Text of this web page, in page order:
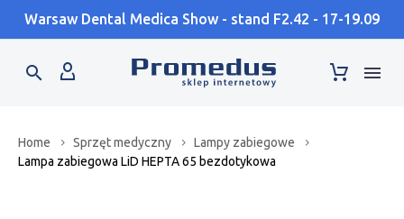
Warsaw Dental Medica Show - stand F2.42 - 17-19.09
Home Sprzęt medyczny
Lampy zabiegowe
Lampa zabiegowa LiD HEPTA 65 bezdotykowa